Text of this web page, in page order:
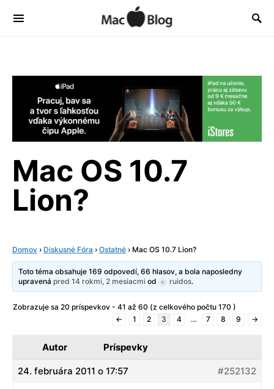
Mac OS 10.7
Lion?
Domov › Diskusné Fóra › Ostatné › Mac OS 10.7 Lion?
Toto téma obsahuje 169 odpovedí, 66 hlasov, a bola naposledny
upravenápred 14 rokmi, 2 mesiacmi od ruidos.
Zobrazuje sa 20 príspevkov - 41 až 60 (z celkového počtu 170 )
←
1 2 3 4 … 7 8 9 →
Autor Príspevky
24. februára 2011 o 17:57 #252132